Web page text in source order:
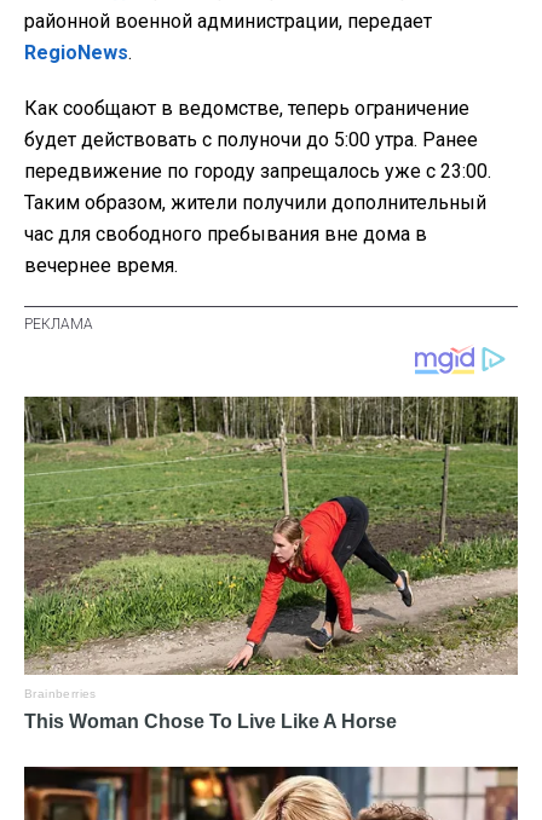
районной военной администрации, передает
RegioNews.
Как сообщают в ведомстве, теперь ограничение
будет действовать с полуночи до 5:00 утра. Ранее
передвижение по городу запрещалось уже с 23:00.
Таким образом, жители получили дополнительный
час для свободного пребывания вне дома в
вечернее время.